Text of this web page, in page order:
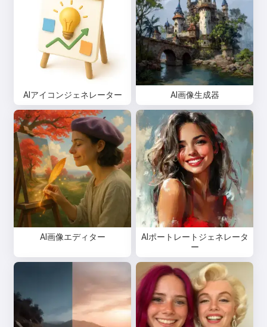
AIアイコンジェネレーター AI画像生成器
AI画像エディター
AIポートレートジェネレータ
ー